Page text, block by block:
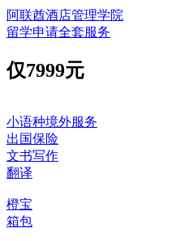
阿联酋酒店管理学院
留学申请全套服务
仅7999元
小语种境外服务
出国保险
文书写作
翻译
橙宝
箱包